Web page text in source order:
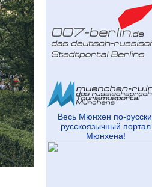
Весь Мюнхен по-русски,
русскоязычный портал
Мюнхена!